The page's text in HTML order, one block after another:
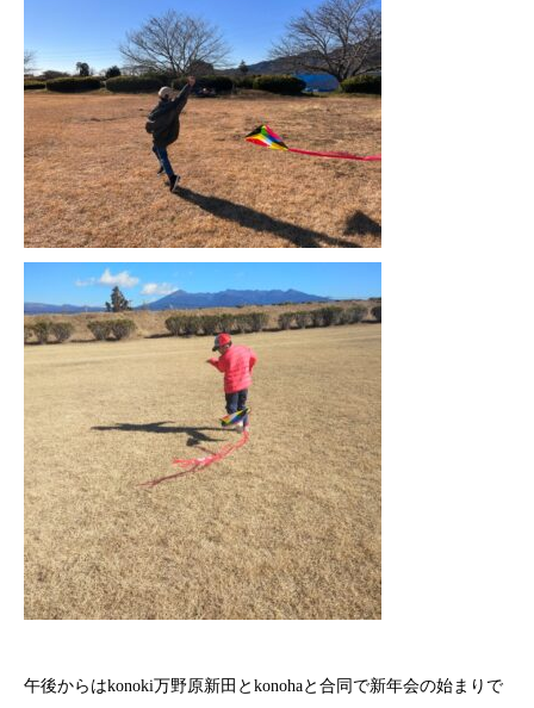
午後からはkonoki万野原新田とkonohaと合同で新年会の始まりで